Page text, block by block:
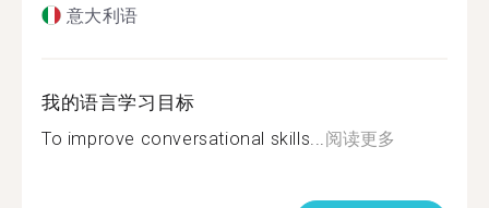
意大利语
我的语言学习目标
To improve conversational skills... 阅读更多